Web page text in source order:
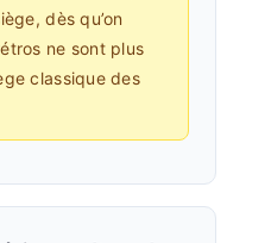
dès qu’on
ne sont plus
classique des